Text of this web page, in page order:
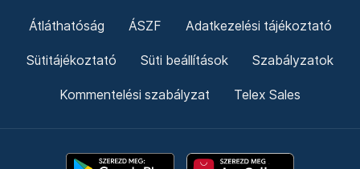
Átláthatóság ÁSZF Adatkezelési tájékoztató
Sütitájékoztató Süti beállítások Szabályzatok
Kommentelési szabályzat Telex Sales